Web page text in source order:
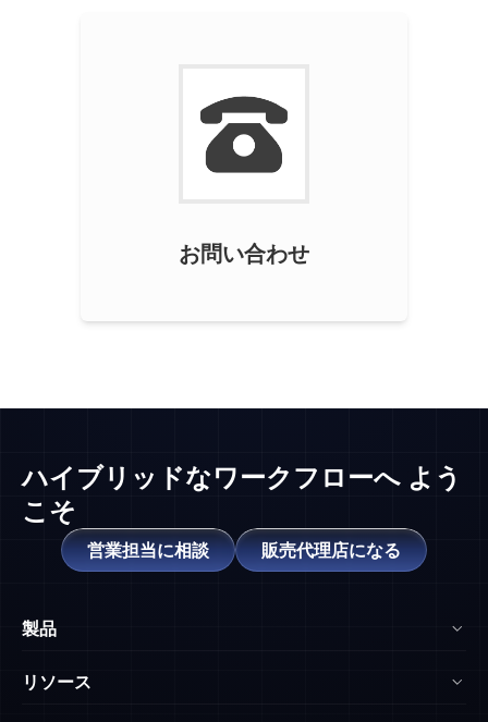
お問い合わせ
ハイブリッドなワークフローへ よう
こそ
営業担当に相談 販売代理店になる
製品
リソース